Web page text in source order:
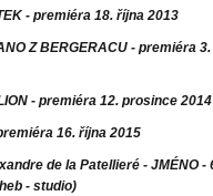
- premiéra 18. října 2013
Z BERGERACU - premiéra
- premiéra 12. prosince 2014
16. října 2015
de la Patellieré - JMÉNO -
- studio)